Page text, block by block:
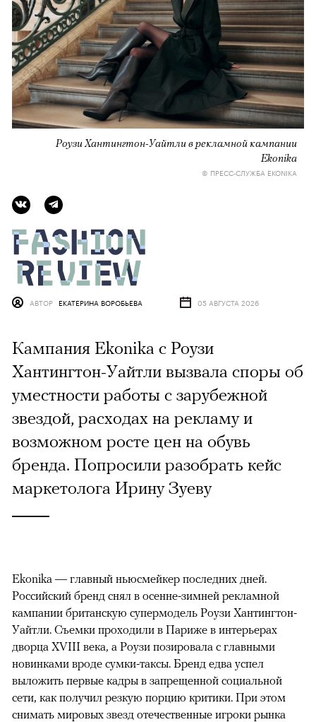
Роузи Хантингтон-Уайтли в рекламной кампании
Ekonika
© ПРЕСС-СЛУЖБА EKONIKA
АВТОР ЕКАТЕРИНА ВОРОБЬЕВА 05 АВГУСТА 2026
Кампания Ekonika с Роузи
Хантингтон-Уайтли вызвала споры об
уместности работы с зарубежной
звездой, расходах на рекламу и
возможном росте цен на обувь
бренда. Попросили разобрать кейс
маркетолога Ирину Зуеву
Ekonika — главный ньюсмейкер последних дней.
Российский бренд снял в осенне-зимней рекламной
кампании британскую супермодель Роузи Хантингтон-
Уайтли. Cъемки проходили в Париже в интерьерах
дворца XVIII века, а Роузи позировала с главными
новинками вроде сумки-таксы. Бренд едва успел
выложить первые кадры в запрещенной социальной
сети, как получил резкую порцию критики. При этом
снимать мировых звезд отечественные игроки рынка